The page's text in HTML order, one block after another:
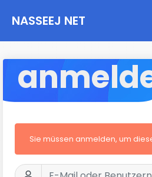
NASSEEJ NET
Sie müssen anmelden, um